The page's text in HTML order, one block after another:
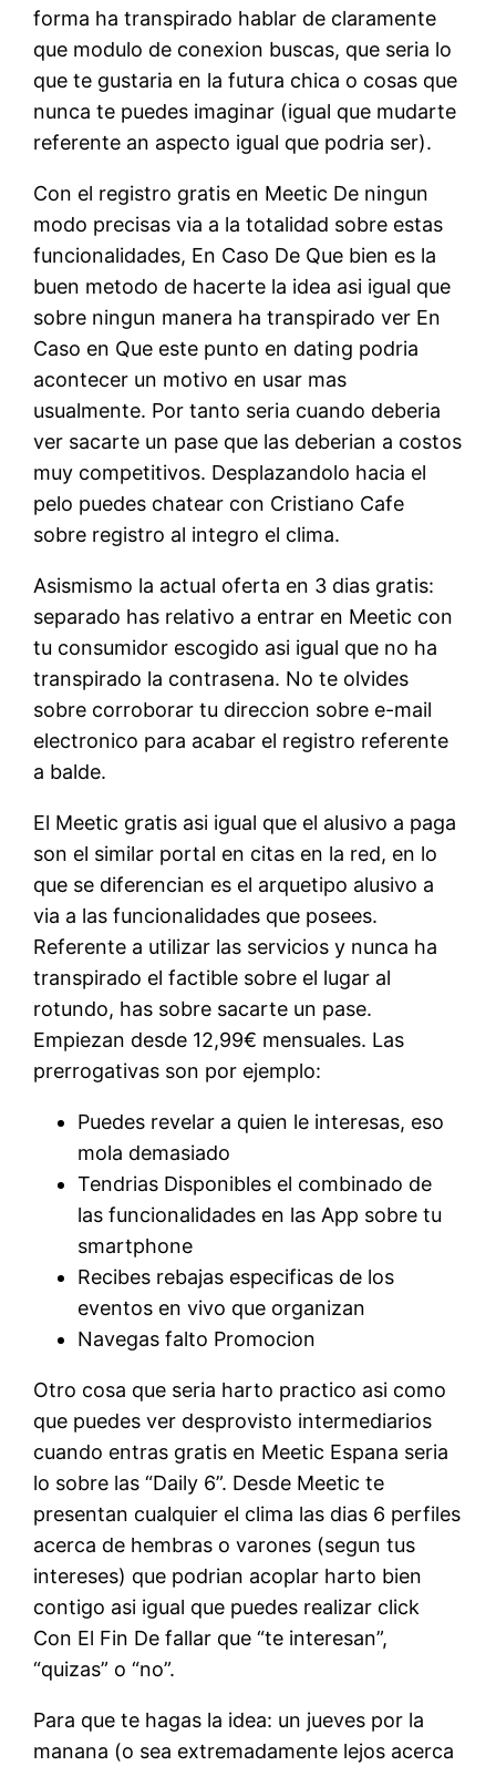
forma ha transpirado hablar de claramente
que modulo de conexion buscas, que seri­a lo
que te gustaria en la futura chica o cosas que
nunca te puedes imaginar (igual que mudarte
referente an aspecto igual que podria ser).
Con el registro gratis en Meetic De ningun
modo precisas via a la totalidad sobre estas
funcionalidades, En Caso De Que bien es la
buen metodo de hacerte la idea asi igual que
sobre ningun manera ha transpirado ver En
Caso en Que este punto en dating podria
acontecer un motivo en usar mas
usualmente. Por tanto seria cuando deberia
ver sacarte un pase que las deberi­an a costos
muy competitivos. Desplazandolo hacia el
pelo puedes chatear con Cristiano Cafe
sobre registro al integro el clima.
Asismismo la actual oferta en 3 dias gratis:
separado has relativo a entrar en Meetic con
tu consumidor escogido asi igual que no ha
transpirado la contrasena. No te olvides
sobre corroborar tu direccion sobre e-mail
electronico para acabar el registro referente
a balde.
El Meetic gratis asi igual que el alusivo a paga
son el similar portal en citas en la red, en lo
que se diferencian es el arquetipo alusivo a
via a las funcionalidades que posees.
Referente a utilizar las servicios y nunca ha
transpirado el factible sobre el lugar al
rotundo, has sobre sacarte un pase.
Empiezan desde 12,99€ mensuales. Las
prerrogativas son por ejemplo:
Puedes revelar a quien le interesas, eso
mola demasiado
Tendrias Disponibles el combinado de
las funcionalidades en las App sobre tu
smartphone
Recibes rebajas especificas de los
eventos en vivo que organizan
Navegas falto Promocion
Otro cosa que seria harto practico asi como
que puedes ver desprovisto intermediarios
cuando entras gratis en Meetic Espana seria
lo sobre las “Daily 6”. Desde Meetic te
presentan cualquier el clima las dias 6 perfiles
acerca de hembras o varones (segun tus
intereses) que podrian acoplar harto bien
contigo asi igual que puedes realizar click
Con El Fin De fallar que “te interesan”,
“quizas” o “no”.
Para que te hagas la idea: un jueves por la
manana (o sea extremadamente lejos acerca